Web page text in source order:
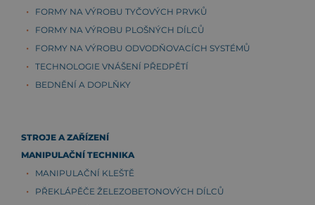
FORMY NA VÝROBU TYČOVÝCH PRVKŮ
FORMY NA VÝROBU PLOŠNÝCH DÍLCŮ
FORMY NA VÝROBU ODVODŇOVACÍCH SYSTÉMŮ
TECHNOLOGIE VNÁŠENÍ PŘEDPĚTÍ
BEDNĚNÍ A DOPLŇKY
STROJE A ZAŘÍZENÍ
MANIPULAČNÍ TECHNIKA
MANIPULAČNÍ KLEŠTĚ
PŘEKLÁPĚČE ŽELEZOBETONOVÝCH DÍLCŮ